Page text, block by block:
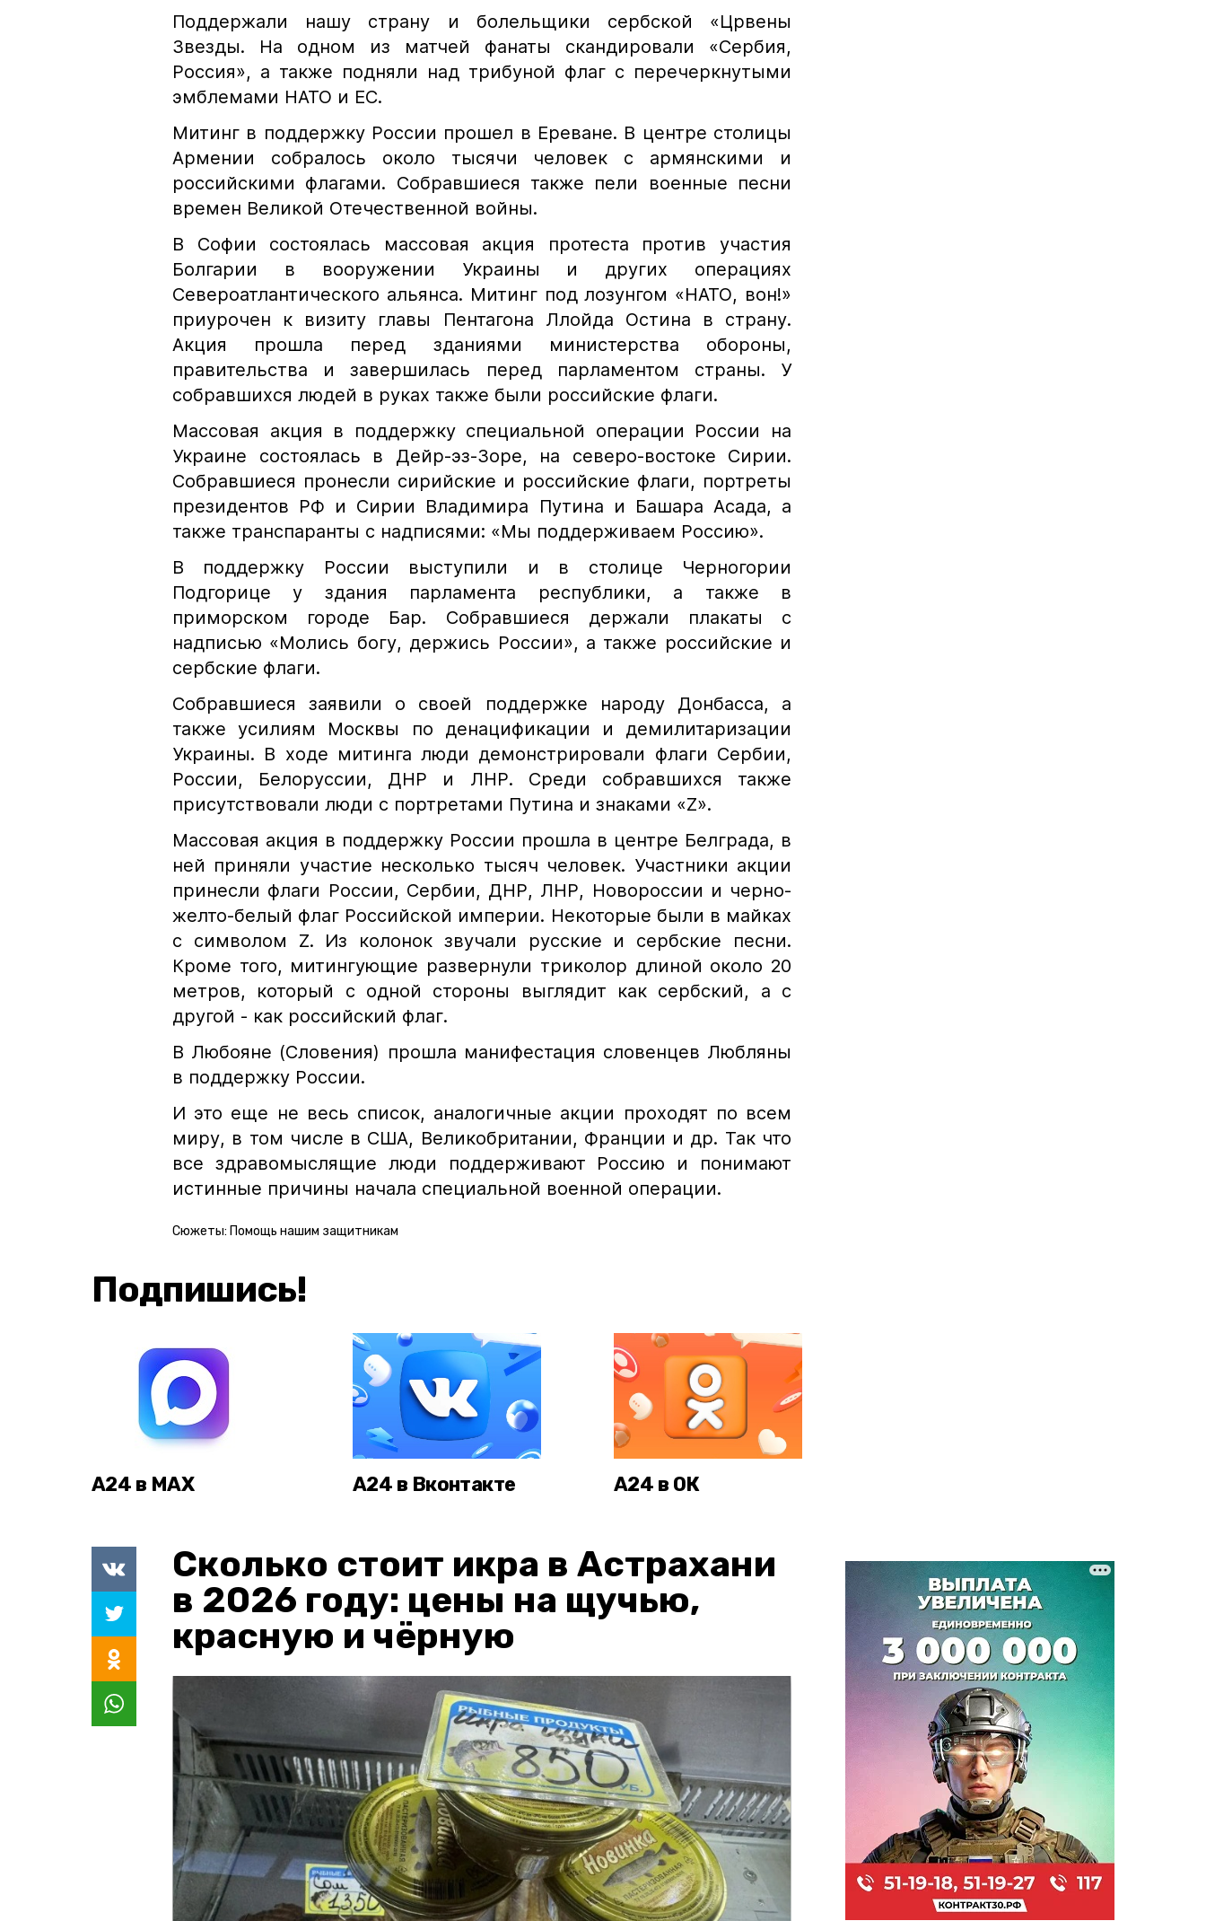
Поддержали нашу страну и болельщики сербской «Црвены
Звезды. На одном из матчей фанаты скандировали «Сербия,
Россия», а также подняли над трибуной флаг с перечеркнутыми
эмблемами НАТО и ЕС.
Митинг в поддержку России прошел в Ереване. В центре столицы
Армении собралось около тысячи человек с армянскими и
российскими флагами. Собравшиеся также пели военные песни
времен Великой Отечественной войны.
В Софии состоялась массовая акция протеста против участия
Болгарии в вооружении Украины и других операциях
Североатлантического альянса. Митинг под лозунгом «НАТО, вон!»
приурочен к визиту главы Пентагона Ллойда Остина в страну.
Акция прошла перед зданиями министерства обороны,
правительства и завершилась перед парламентом страны. У
собравшихся людей в руках также были российские флаги.
Массовая акция в поддержку специальной операции России на
Украине состоялась в Дейр-эз-Зоре, на северо-востоке Сирии.
Собравшиеся пронесли сирийские и российские флаги, портреты
президентов РФ и Сирии Владимира Путина и Башара Асада, а
также транспаранты с надписями: «Мы поддерживаем Россию».
В поддержку России выступили и в столице Черногории
Подгорице у здания парламента республики, а также в
приморском городе Бар. Собравшиеся держали плакаты с
надписью «Молись богу, держись России», а также российские и
сербские флаги.
Собравшиеся заявили о своей поддержке народу Донбасса, а
также усилиям Москвы по денацификации и демилитаризации
Украины. В ходе митинга люди демонстрировали флаги Сербии,
России, Белоруссии, ДНР и ЛНР. Среди собравшихся также
присутствовали люди с портретами Путина и знаками «Z».
Массовая акция в поддержку России прошла в центре Белграда, в
ней приняли участие несколько тысяч человек. Участники акции
принесли флаги России, Сербии, ДНР, ЛНР, Новороссии и черно-
желто-белый флаг Российской империи. Некоторые были в майках
с символом Z. Из колонок звучали русские и сербские песни.
Кроме того, митингующие развернули триколор длиной около 20
метров, который с одной стороны выглядит как сербский, а с
другой - как российский флаг.
В Любояне (Словения) прошла манифестация словенцев Любляны
в поддержку России.
И это еще не весь список, аналогичные акции проходят по всем
миру, в том числе в США, Великобритании, Франции и др. Так что
все здравомыслящие люди поддерживают Россию и понимают
истинные причины начала специальной военной операции.
Сюжеты: Помощь нашим защитникам
Подпишись!
А24 в MAX А24 в Вконтакте А24 в ОК
Сколько стоит икра в Астрахани
в 2026 году: цены на щучью,
красную и чёрную